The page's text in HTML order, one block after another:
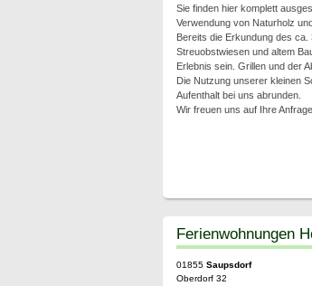
Sie finden hier komplett
Verwendung von Naturholz
Bereits die Erkundung des
Streuobstwiesen und altem
Erlebnis sein. Grillen und der
Die Nutzung unserer kleinen
Aufenthalt bei uns abrunden.
Wir freuen uns auf Ihre Anfrage.
Ferienwohnungen
01855 Saupsdorf
Oberdorf 32